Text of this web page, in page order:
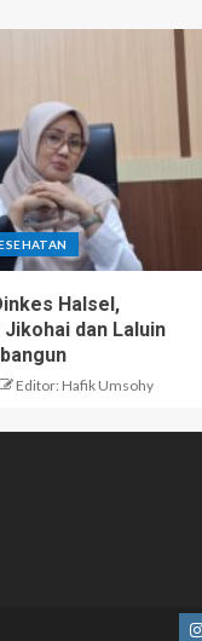
Halsel,
dan Laluin
Editor: Hafik Umsohy